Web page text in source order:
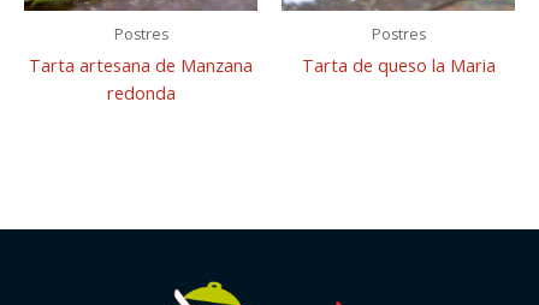
Postres
Tarta artesana de Manzana
redonda
Postres
Tarta de queso la Maria